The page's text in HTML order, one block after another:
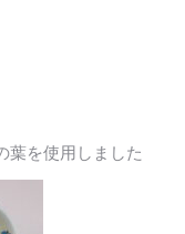
葉を使用しました